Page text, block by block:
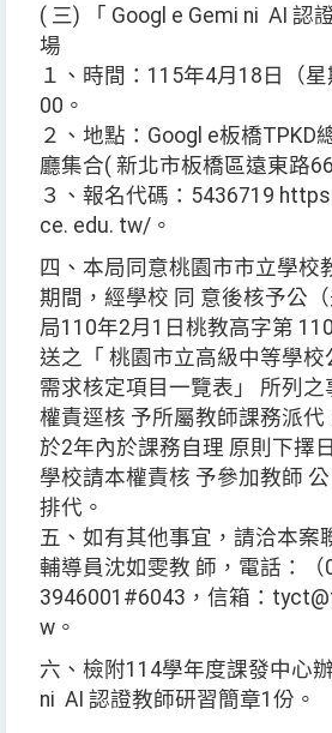
( 三) 「 Googl e Gemi ni AI 認
場
１、時間：115年4月18日（
00。
２、地點：Googl e板橋TPKD
廳集合( 新北市板橋區遠東路
３、報名代碼：5436719
ce. edu. tw/。
四、本局同意桃園市市立學校
期間，經學校 同 意後核予公
局110年2月1日桃教高字第
送之「 桃園市立高級中等學校
需求核定項目一覽表」 所列之
權責逕核 予所屬教師課務派
於2年內於課務自理 原則下擇
學校請本權責核 予參加教師
排代。
五、如有其他事宜，請洽本案
輔導員沈如雯教 師，電話：（
3946001#6043，信箱：
w。
六、檢附114學年度課發中心
ni AI 認證教師研習簡章1份。